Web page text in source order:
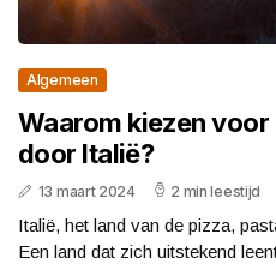
Algemeen
Waarom kiezen
door Italië?
13 maart 2024 2 min leestijd
Italië, het land van de pizza,
Een land dat zich uitstekend